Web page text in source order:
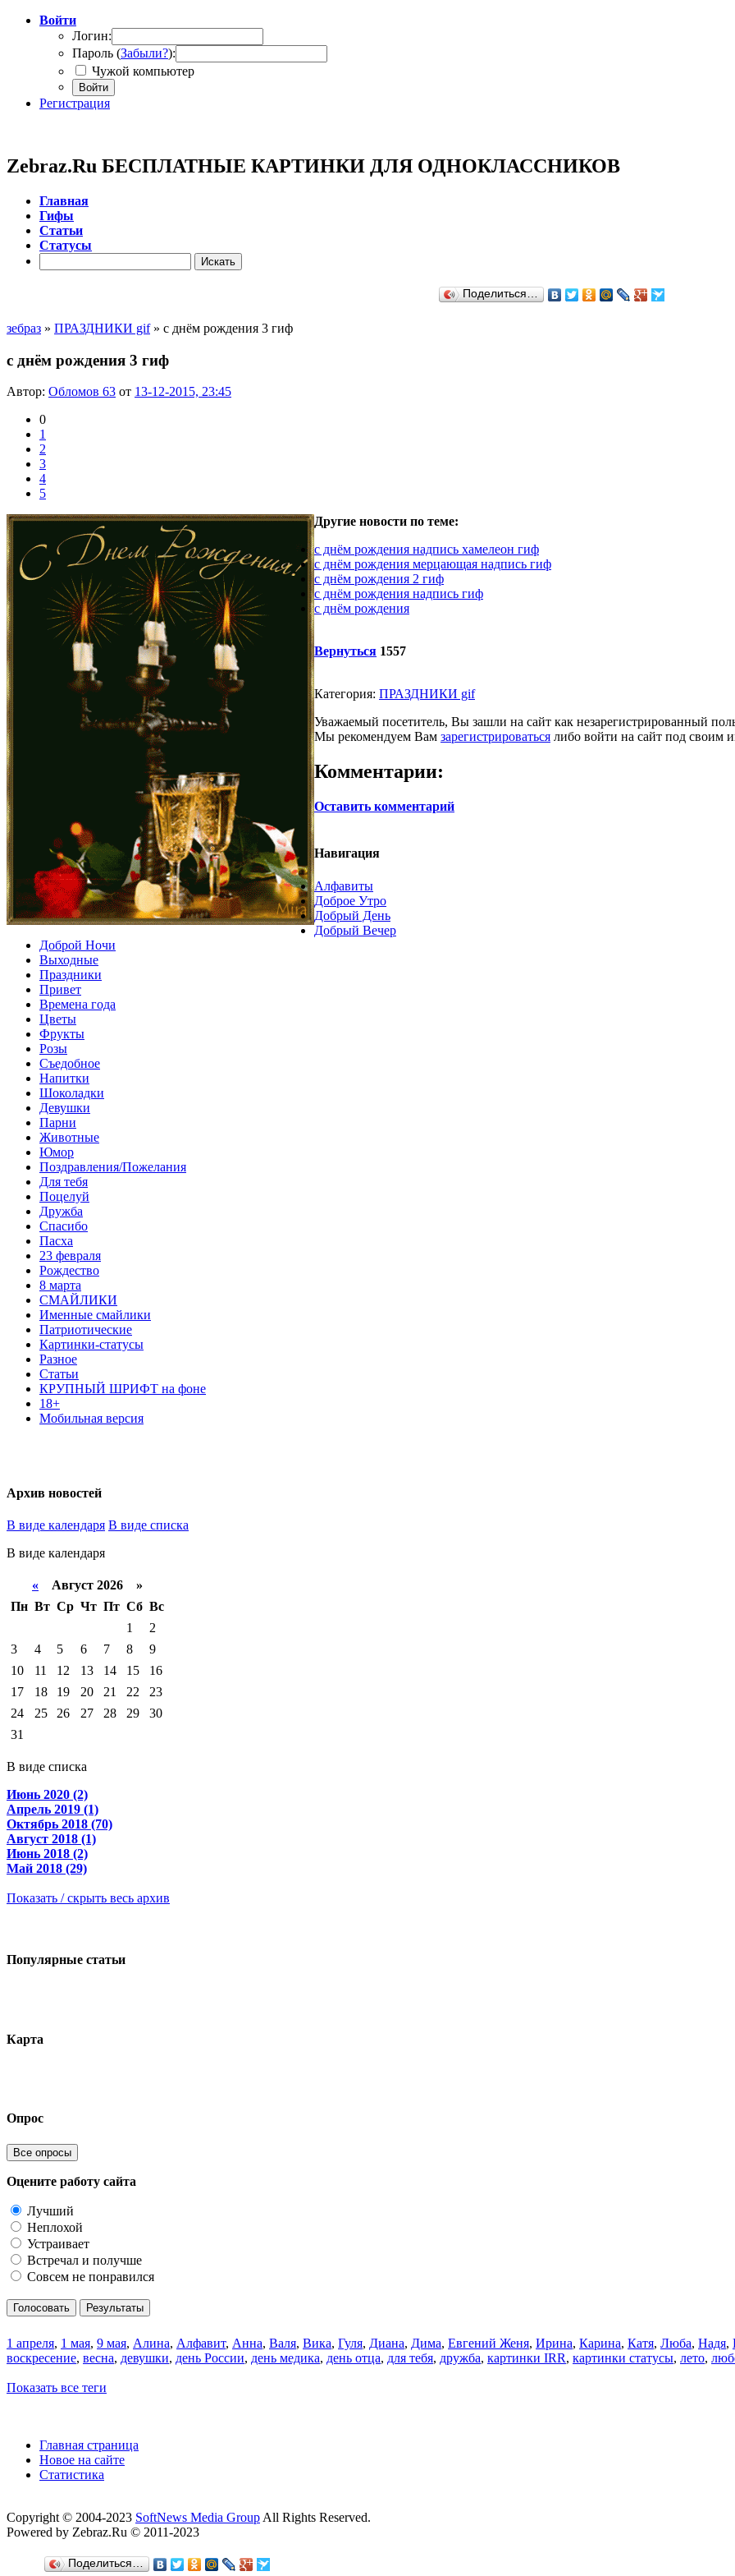
Войти
Логин:
Пароль (Забыли?):
Чужой компьютер
Войти
Регистрация
Zebraz.Ru БЕСПЛАТНЫЕ КАРТИНКИ ДЛЯ ОДНОКЛАССНИКОВ
Главная
Гифы
Cтатьи
Cтатусы
Поделиться…
зебраз » ПРАЗДНИКИ gif» с днём рождения 3 гиф
с днём рождения 3 гиф
Автор: Обломов 63 от 13-12-2015, 23:45
0
1
2
3
4
5
Другие новости по теме:
с днём рождения надпись хамелеон гиф
с днём рождения мерцающая надпись гиф
с днём рождения 2 гиф
с днём рождения надпись гиф
с днём рождения
Вернуться 1557
Категория: ПРАЗДНИКИ gif
Уважаемый посетитель, Вы зашли на сайт как незарегистрированный
Мы рекомендуем Вам зарегистрироваться либо войти на сайт под своим
Комментарии:
Оставить комментарий
Навигация
Алфавиты
Доброе Утро
Добрый День
Добрый Вечер
Доброй Ночи
Выходные
Праздники
Привет
Времена года
Цветы
Фрукты
Розы
Съедобное
Напитки
Шоколадки
Девушки
Парни
Животные
Юмор
Поздравления/Пожелания
Для тебя
Поцелуй
Дружба
Спасибо
Пасха
23 февраля
Рождество
8 марта
СМАЙЛИКИ
Именные смайлики
Патриотические
Картинки-статусы
Разное
Cтатьи
КРУПНЫЙ ШРИФТ на фоне
18+
Мобильная версия
Архив новостей
В виде календаря В виде списка
В виде календаря
« Август 2026 »
Пн Вт Ср Чт Пт Сб Вс
1
2
3
4 5 6 7 8
9
10
11 12 13 14 15
16
17
18 19 20 21 22
23
24
25 26 27 28 29
30
31
В виде списка
Июнь 2020 (2)
Апрель 2019 (1)
Октябрь 2018 (70)
Август 2018 (1)
Июнь 2018 (2)
Май 2018 (29)
Показать / скрыть весь архив
Популярные статьи
Карта
Опрос
Все опросы
Оцените работу сайта
Лучший
Неплохой
Устраивает
Встречал и получше
Совсем не понравился
Голосовать Результаты
1 апреля, 1 мая, 9 мая, Алина, Алфавит, Анна, Валя, Вика, Гуля, Диана, Дима, Евгений Женя, Ирина, Карина, Катя, Люба, Надя,
воскресение, весна, девушки, день России, день медика, день отца, для тебя, дружба, картинки IRR, картинки статусы, лето,
Показать все теги
Главная страница
Новое на сайте
Статистика
Copyright © 2004-2023 SoftNews Media Group All Rights Reserved.
Powered by Zebraz.Ru © 2011-2023
Поделиться…